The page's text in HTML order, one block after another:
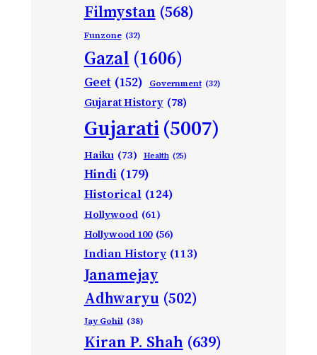
Filmystan (568)
Funzone (32)
Gazal (1606)
Geet (152) Government (32)
Gujarat History (78)
Gujarati(5007)
Haiku (73) Health (25)
Hindi (179)
Historical (124)
Hollywood (61)
Hollywood 100 (56)
Indian History (113)
Janamejay
Adhwaryu (502)
Jay Gohil (38)
Kiran P. Shah (639)